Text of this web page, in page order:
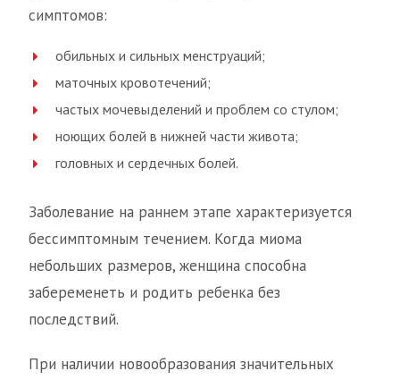
симптомов:
обильных и сильных менструаций;
маточных кровотечений;
частых мочевыделений и проблем со стулом;
ноющих болей в нижней части живота;
головных и сердечных болей.
Заболевание на раннем этапе характеризуется
бессимптомным течением. Когда миома
небольших размеров, женщина способна
забеременеть и родить ребенка без
последствий.
При наличии новообразования значительных